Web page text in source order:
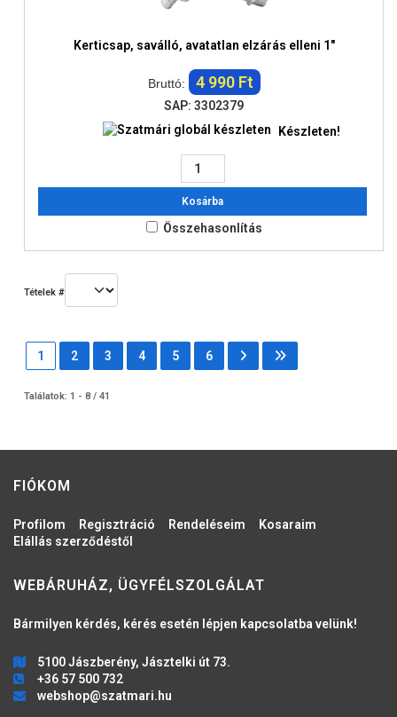
Kerticsap, saválló, avatatlan elzárás elleni 1"
Bruttó: 4 990 Ft
SAP: 3302379
Készleten!
Kosárba
Összehasonlítás
Tételek #
1 2 3 4 5 6
Találatok: 1 - 8 / 41
FIÓKOM
Profilom Regisztráció Rendeléseim
Kosaraim
Elállás szerződéstől
WEBÁRUHÁZ, ÜGYFÉLSZOLGÁLAT
Bármilyen kérdés, kérés esetén lépjen kapcsolatba velünk!
5100 Jászberény, Jásztelki út 73.
+36 57 500 732
webshop@szatmari.hu